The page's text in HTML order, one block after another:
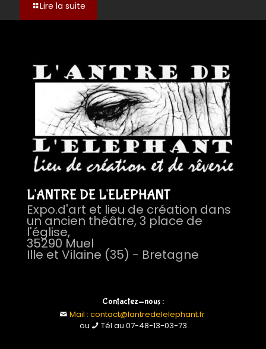
Lire la suite
atelier
L'ANTRE DE L'ELEPHANT
Expo.d'art et lieu de création dans
un ancien théâtre, 3 place de
l'église,
35290 Muel
Ille et Vilaine (35) - Bretagne
Contactez-nous :
Mail : contact@lantredelelephant.fr
ou
Tél au 07-48-13-03-73